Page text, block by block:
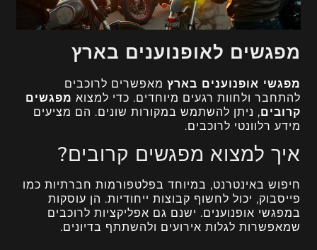
מפגשים לאופנוענים בארץ
מפגשי אופנוענים בארץ מאפשרים לרוכבים
להתחבר ולחוות רגעים מיוחדים. כדי למצוא מפגשים
קרובים, ניתן להשתמש במקורות שונים. הם מציעים
מידע רלוונטי לרוכבים.
איך למצוא מפגשים קרובים?
חיפוש באינטרנט, במיוחד בפלטפורמות חברתיות כמו
פייסבוק, יכול לחשוף קבוצות ייחודיות. הן עוסקות
במפגשי אופנוענים. ישנם גם אפליקציות לרוכבים
שמאפשרות לגלות אירועים ולהשתתף בדיונים.